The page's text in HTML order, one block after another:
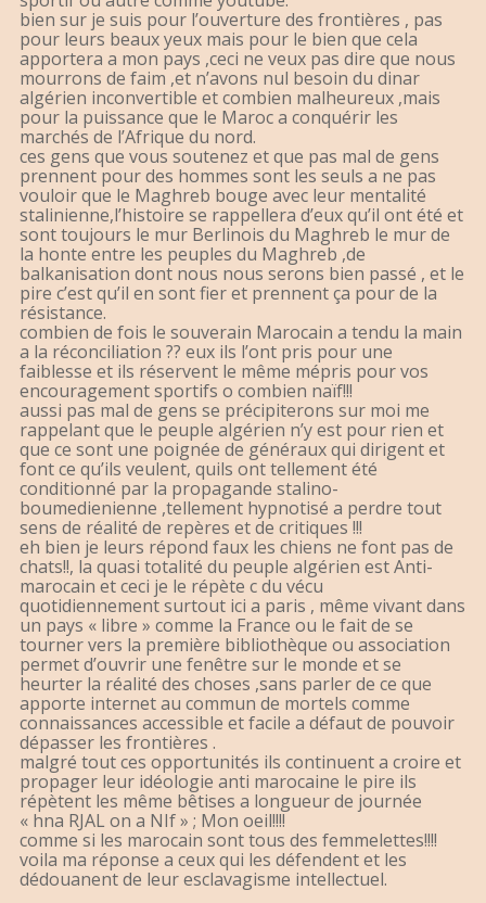
bien sur je suis pour l’ouverture des frontières , pas
pour leurs beaux yeux mais pour le bien que cela
apportera a mon pays ,ceci ne veux pas dire que nous
mourrons de faim ,et n’avons nul besoin du dinar
algérien inconvertible et combien malheureux ,mais
pour la puissance que le Maroc a conquérir les
marchés de l’Afrique du nord.
ces gens que vous soutenez et que pas mal de gens
prennent pour des hommes sont les seuls a ne pas
vouloir que le Maghreb bouge avec leur mentalité
stalinienne,l’histoire se rappellera d’eux qu’il ont été et
sont toujours le mur Berlinois du Maghreb le mur de
la honte entre les peuples du Maghreb ,de
balkanisation dont nous nous serons bien passé , et le
pire c’est qu’il en sont fier et prennent ça pour de la
résistance.
combien de fois le souverain Marocain a tendu la main
a la réconciliation ?? eux ils l’ont pris pour une
faiblesse et ils réservent le même mépris pour vos
encouragement sportifs o combien naïf!!!
aussi pas mal de gens se précipiterons sur moi me
rappelant que le peuple algérien n’y est pour rien et
que ce sont une poignée de généraux qui dirigent et
font ce qu’ils veulent, quils ont tellement été
conditionné par la propagande stalino-
boumedienienne ,tellement hypnotisé a perdre tout
sens de réalité de repères et de critiques !!!
eh bien je leurs répond faux les chiens ne font pas de
chats!!, la quasi totalité du peuple algérien est Anti-
marocain et ceci je le répète c du vécu
quotidiennement surtout ici a paris , même vivant dans
un pays « libre » comme la France ou le fait de se
tourner vers la première bibliothèque ou association
permet d’ouvrir une fenêtre sur le monde et se
heurter la réalité des choses ,sans parler de ce que
apporte internet au commun de mortels comme
connaissances accessible et facile a défaut de pouvoir
dépasser les frontières .
malgré tout ces opportunités ils continuent a croire et
propager leur idéologie anti marocaine le pire ils
répètent les même bêtises a longueur de journée
« hna RJAL on a NIf » ; Mon oeil!!!!
comme si les marocain sont tous des femmelettes!!!!
voila ma réponse a ceux qui les défendent et les
dédouanent de leur esclavagisme intellectuel.